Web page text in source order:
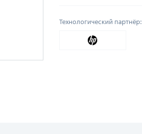
Технологический партнёр: